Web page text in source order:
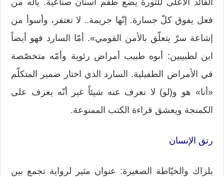
القائد الأعلى للثورة يضع طقم أسنان صناعية. ياله من
فعل يفوق كلّ جسارة. إنّها جريمة.. لا تغتفر، وأسوأ من
إشاعة سرّ يتعلّق بالأمن القومي». أمّا السارد فهو أيضاً
ابن لطبيبين: أبوه طبيب أمراض رئوية وأمّه متخصّصة
في الأمراض الطفيلية. السارد الذي اختار ضمير المتكلّم
«أنا» هو و(لو) لا نعرف عنه شيئاً غير أنّه يعزف على
الكمنجة ويعشق قراءة الكتب الممنوعة.
رتق الإنسان
بلزاك والخيّاطة الصغيرة: عنوان مثير لرواية تجمع بين